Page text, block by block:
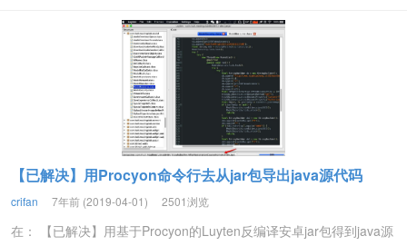
【已解决】用Procyon命令行去从jar包导出java源代码
crifan 7年前 (2019-04-01) 2501浏览
在： 【已解决】用基于Procyon的Luyten反编译安卓jar包得到java源